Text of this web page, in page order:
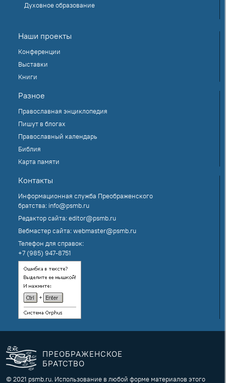
Духовное образование
Наши проекты
Конференции
Выставки
Книги
Разное
Православная энциклопедия
Пишут в блогах
Православный календарь
Библия
Карта памяти
Контакты
Информационная служба Преображенского
братства: info@psmb.ru
Редактор сайта:editor@psmb.ru
Вебмастер сайта:webmaster@psmb.ru
Телефон для справок:
+7 (985) 947-8751
ПРЕОБРАЖЕНСКОЕ
БРАТСТВО
© 2021 psmb.ru. Использование в любой форме материалов этого